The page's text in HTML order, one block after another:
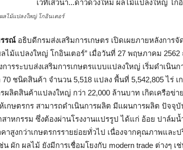
ลไม้แปลงใหญ่ โกอินเตอร์
รรณ์ อธิบดีกรมส่งเสริมการเกษตร เปิดเผยภายหลังการจั
ลไม้แปลงใหญ่ โกอินเตอร์” เมื่อวันที่ 27 พฤษภาคม
การระบบส่งเสริมการเกษตรแบบแปลงใหญ่ เริ่มดำเนิน
ชนิดสินค้า จำนวน 5,518 แปลง พื้นที่ 5,542,805 ไร่ เ
ผลิตสินค้าแปลงใหญ่ กว่า 22,000 ล้านบาท เกิดเครือข่
เกษตรกร สามารถดำเนินการผลิต มีแผนการผลิต ปัจจุ
สาหกรรม ซึ่งต้องผ่านโรงงานแปรรูป ได้แก่ อ้อย ปาล์ม
าสูงกว่าเกษตรกรรายย่อยทั่วไป เนื่องจากคุณภาพแล
ผัก ผลไม้ ยังมีการเชื่อมโยงกับ modern trade ต่างๆ เช่